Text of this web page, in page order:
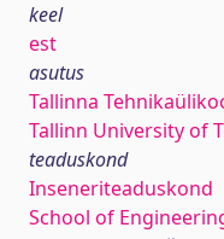
keel
est
asutus
Tallinna
Tallinn University of
teaduskond
Inseneriteaduskond
School of